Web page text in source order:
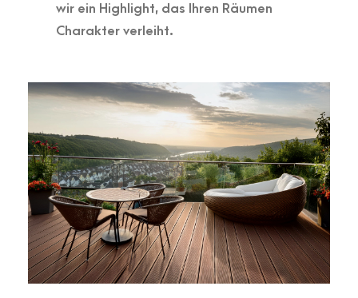
wir ein Highlight, das Ihren Räumen
Charakter verleiht.